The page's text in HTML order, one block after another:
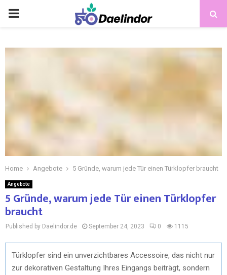
Home Angebote 5 Gründe, warum jede Tür einen Türklopfer braucht
Angebote
5 Gründe, warum jede Tür einen Türklopfer
braucht
Published by Daelindor.de September 24, 2023 0 1115
Türklopfer sind ein unverzichtbares Accessoire, das nicht nur
zur dekorativen Gestaltung Ihres Eingangs beiträgt, sondern